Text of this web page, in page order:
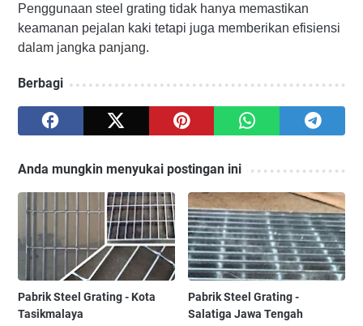
Penggunaan steel grating tidak hanya memastikan
keamanan pejalan kaki tetapi juga memberikan efisiensi
dalam jangka panjang.
Berbagi
Anda mungkin menyukai postingan ini
Pabrik Steel Grating - Kota
Tasikmalaya
Pabrik Steel Grating -
Salatiga Jawa Tengah